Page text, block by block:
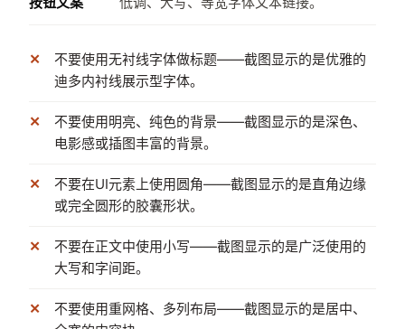
不要使用无衬线字体做标题——截图显示的是优雅的
迪多内衬线展示型字体。
不要使用明亮、纯色的背景——截图显示的是深色、
电影感或插图丰富的背景。
不要在UI元素上使用圆角——截图显示的是直角边缘
或完全圆形的胶囊形状。
不要在正文中使用小写——截图显示的是广泛使用的
大写和字间距。
不要使用重网格、多列布局——截图显示的是居中、